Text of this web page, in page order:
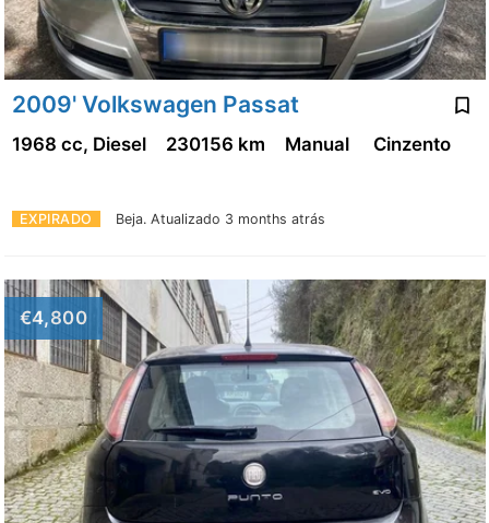
2009' Volkswagen Passat
EXPIRADO Beja. Atualizado 3 months atrás
1968 cc, Diesel 230156 km Manual Cinzento
€4,800